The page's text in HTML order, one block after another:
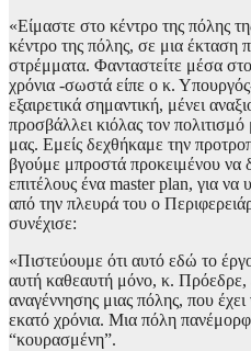
«Είμαστε στο κέντρο της πόλης
κέντρο της πόλης, σε μια έκταση
στρέμματα. Φανταστείτε μέσα
χρόνια -σωστά είπε ο κ.
εξαιρετικά σημαντική, μένει
προσβάλλει κιόλας τον
μας. Εμείς δεχθήκαμε την
βγούμε μπροστά προκειμένου να
επιτέλους ένα master plan, για να
από την πλευρά του ο
συνέχισε:
«Πιστεύουμε ότι αυτό εδώ το
αυτή καθεαυτή μόνο, κ. Πρόεδρε,
αναγέννησης μιας πόλης, που
εκατό χρόνια. Μια πόλη
“κουρασμένη”.